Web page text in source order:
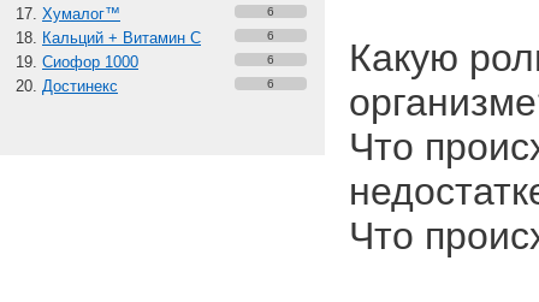
Хумалог™ 6
Кальций + Витамин C 6
Сиофор 1000 6
Достинекс 6
Какую
Что
Что